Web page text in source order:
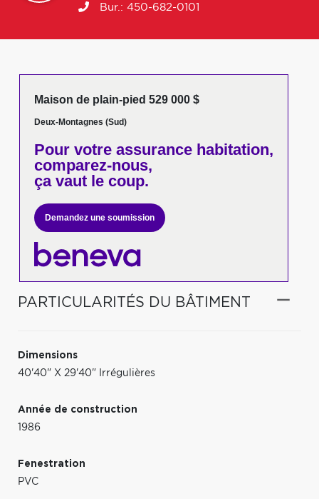
Bur.: 450-682-0101
Maison de plain-pied 529 000 $
Deux-Montagnes (Sud)
Pour votreassurance habitation,
comparez-nous,
ça vaut le coup.
Demandez une soumission
PARTICULARITÉS DU BÂTIMENT
Dimensions
40'40" X 29'40" Irrégulières
Année de construction
1986
Fenestration
PVC